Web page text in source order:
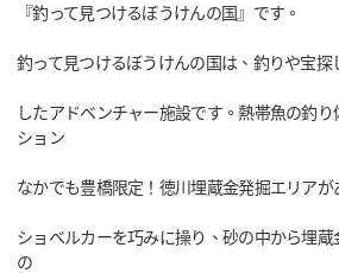
『釣って見つけるぼうけんの国』です。
釣って見つけるぼうけんの国は、釣りや宝探
したアドベンチャー施設です。熱帯魚の釣
ション
なかでも豊橋限定！徳川埋蔵金発掘エリアが
ショベルカーを巧みに操り、砂の中から埋
の